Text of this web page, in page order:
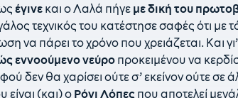
έγινε και ο Λαλά πήγε με δική του
τεχνικός του κατέστησε σαφές ότι με
να πάρει το χρόνο που χρειάζεται. Και
εννοούμενο νεύρο προκειμένου να
δεν θα χαρίσει ούτε σ’ εκείνον ούτε
είναι (και) ο Ρόνι Λόπες που αποτελεί